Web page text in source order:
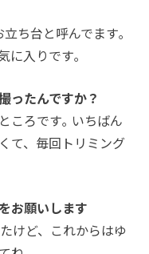
ち台と呼んでます｡
に入りです｡
ったんですか？
ころです｡ いちばん
て、毎回トリミング
お願いします
けど、これからはゆ